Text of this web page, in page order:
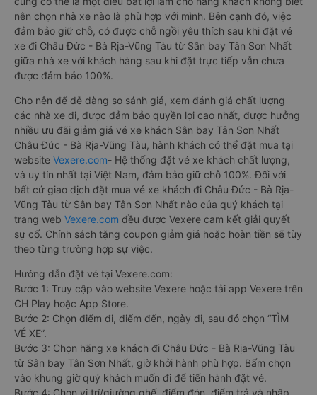
nên chọn nhà xe nào là phù hợp với mình. Bên cạnh đó, việc
đảm bảo giữ chỗ, có được chỗ ngồi yêu thích sau khi đặt vé
xe đi Châu Đức - Bà Rịa-Vũng Tàu từ Sân bay Tân Sơn Nhất
giữa nhà xe với khách hàng sau khi đặt trực tiếp vẫn chưa
được đảm bảo 100%.
Cho nên để dễ dàng so sánh giá, xem đánh giá chất lượng
các nhà xe đi, được đảm bảo quyền lợi cao nhất, được hưởng
nhiều ưu đãi giảm giá vé xe khách Sân bay Tân Sơn Nhất
Châu Đức - Bà Rịa-Vũng Tàu, hành khách có thể đặt mua tại
website Vexere.com- Hệ thống đặt vé xe khách chất lượng,
và uy tín nhất tại Việt Nam, đảm bảo giữ chỗ 100%. Đối với
bất cứ giao dịch đặt mua vé xe khách đi Châu Đức - Bà Rịa-
Vũng Tàu từ Sân bay Tân Sơn Nhất nào của quý khách tại
trang web Vexere.com đều được Vexere cam kết giải quyết
sự cố. Chính sách tặng coupon giảm giá hoặc hoàn tiền sẽ tùy
theo từng trường hợp sự việc.
Hướng dẫn đặt vé tại Vexere.com:
Bước 1: Truy cập vào website Vexere hoặc tải app Vexere trên
CH Play hoặc App Store.
Bước 2: Chọn điểm đi, điểm đến, ngày đi, sau đó chọn “TÌM
VÉ XE”.
Bước 3: Chọn hãng xe khách đi Châu Đức - Bà Rịa-Vũng Tàu
từ Sân bay Tân Sơn Nhất, giờ khởi hành phù hợp. Bấm chọn
vào khung giờ quý khách muốn đi để tiến hành đặt vé.
Bước 4: Chọn vị trí/giường ghế, điểm đón, điểm trả và nhập